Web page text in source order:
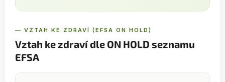
— VZTAH KE ZDRAVÍ (EFSA ON HOLD)
Vztah ke zdraví dle ON HOLD seznamu
EFSA